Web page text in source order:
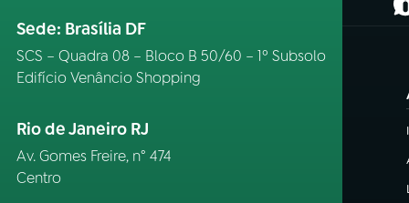
Sede: Brasília DF
SCS – Quadra 08 – Bloco B 50/60 – 1º Subsolo
Edifício Venâncio Shopping
Rio de Janeiro RJ
Av. Gomes Freire, n° 474
Centro